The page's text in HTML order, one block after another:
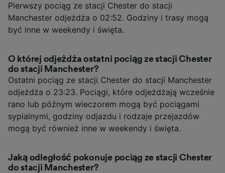
Pierwszy pociąg ze stacji Chester do stacji
Manchester odjeżdża o 02:52. Godziny i trasy mogą
być inne w weekendy i święta.
O której odjeżdża ostatni pociąg ze stacji Chester
do stacji Manchester?
Ostatni pociąg ze stacji Chester do stacji Manchester
odjeżdża o 23:23. Pociągi, które odjeżdżają wcześnie
rano lub późnym wieczorem mogą być pociągami
sypialnymi, godziny odjazdu i rodzaje przejazdów
mogą być również inne w weekendy i święta.
Jaką odległość pokonuje pociąg ze stacji Chester
do stacji Manchester?